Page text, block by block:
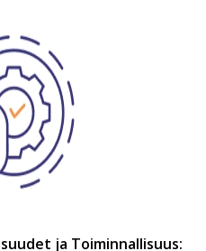
ja Toiminnallisuus: